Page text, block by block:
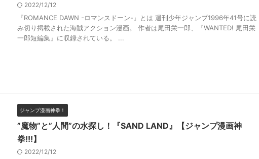
2022/12/12
『ROMANCE DAWN -ロマンスドーン-』とは 週刊少年ジャンプ1996年41号に読
み切り掲載された海賊アクション漫画。 作者は尾田栄一郎、『WANTED! 尾田栄
一郎短編集』に収録されている。 ...
ジャンプ漫画神拳！
”魔物”と”人間”の水探し！『SAND LAND』【ジャンプ漫画神
拳!!!】
2022/12/12